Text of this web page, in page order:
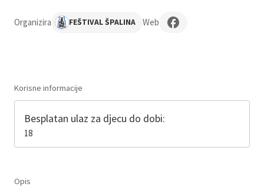
Organizira FEŠTIVAL ŠPALINA Web
Korisne informacije
Besplatan ulaz za djecu do dobi:
18
Opis